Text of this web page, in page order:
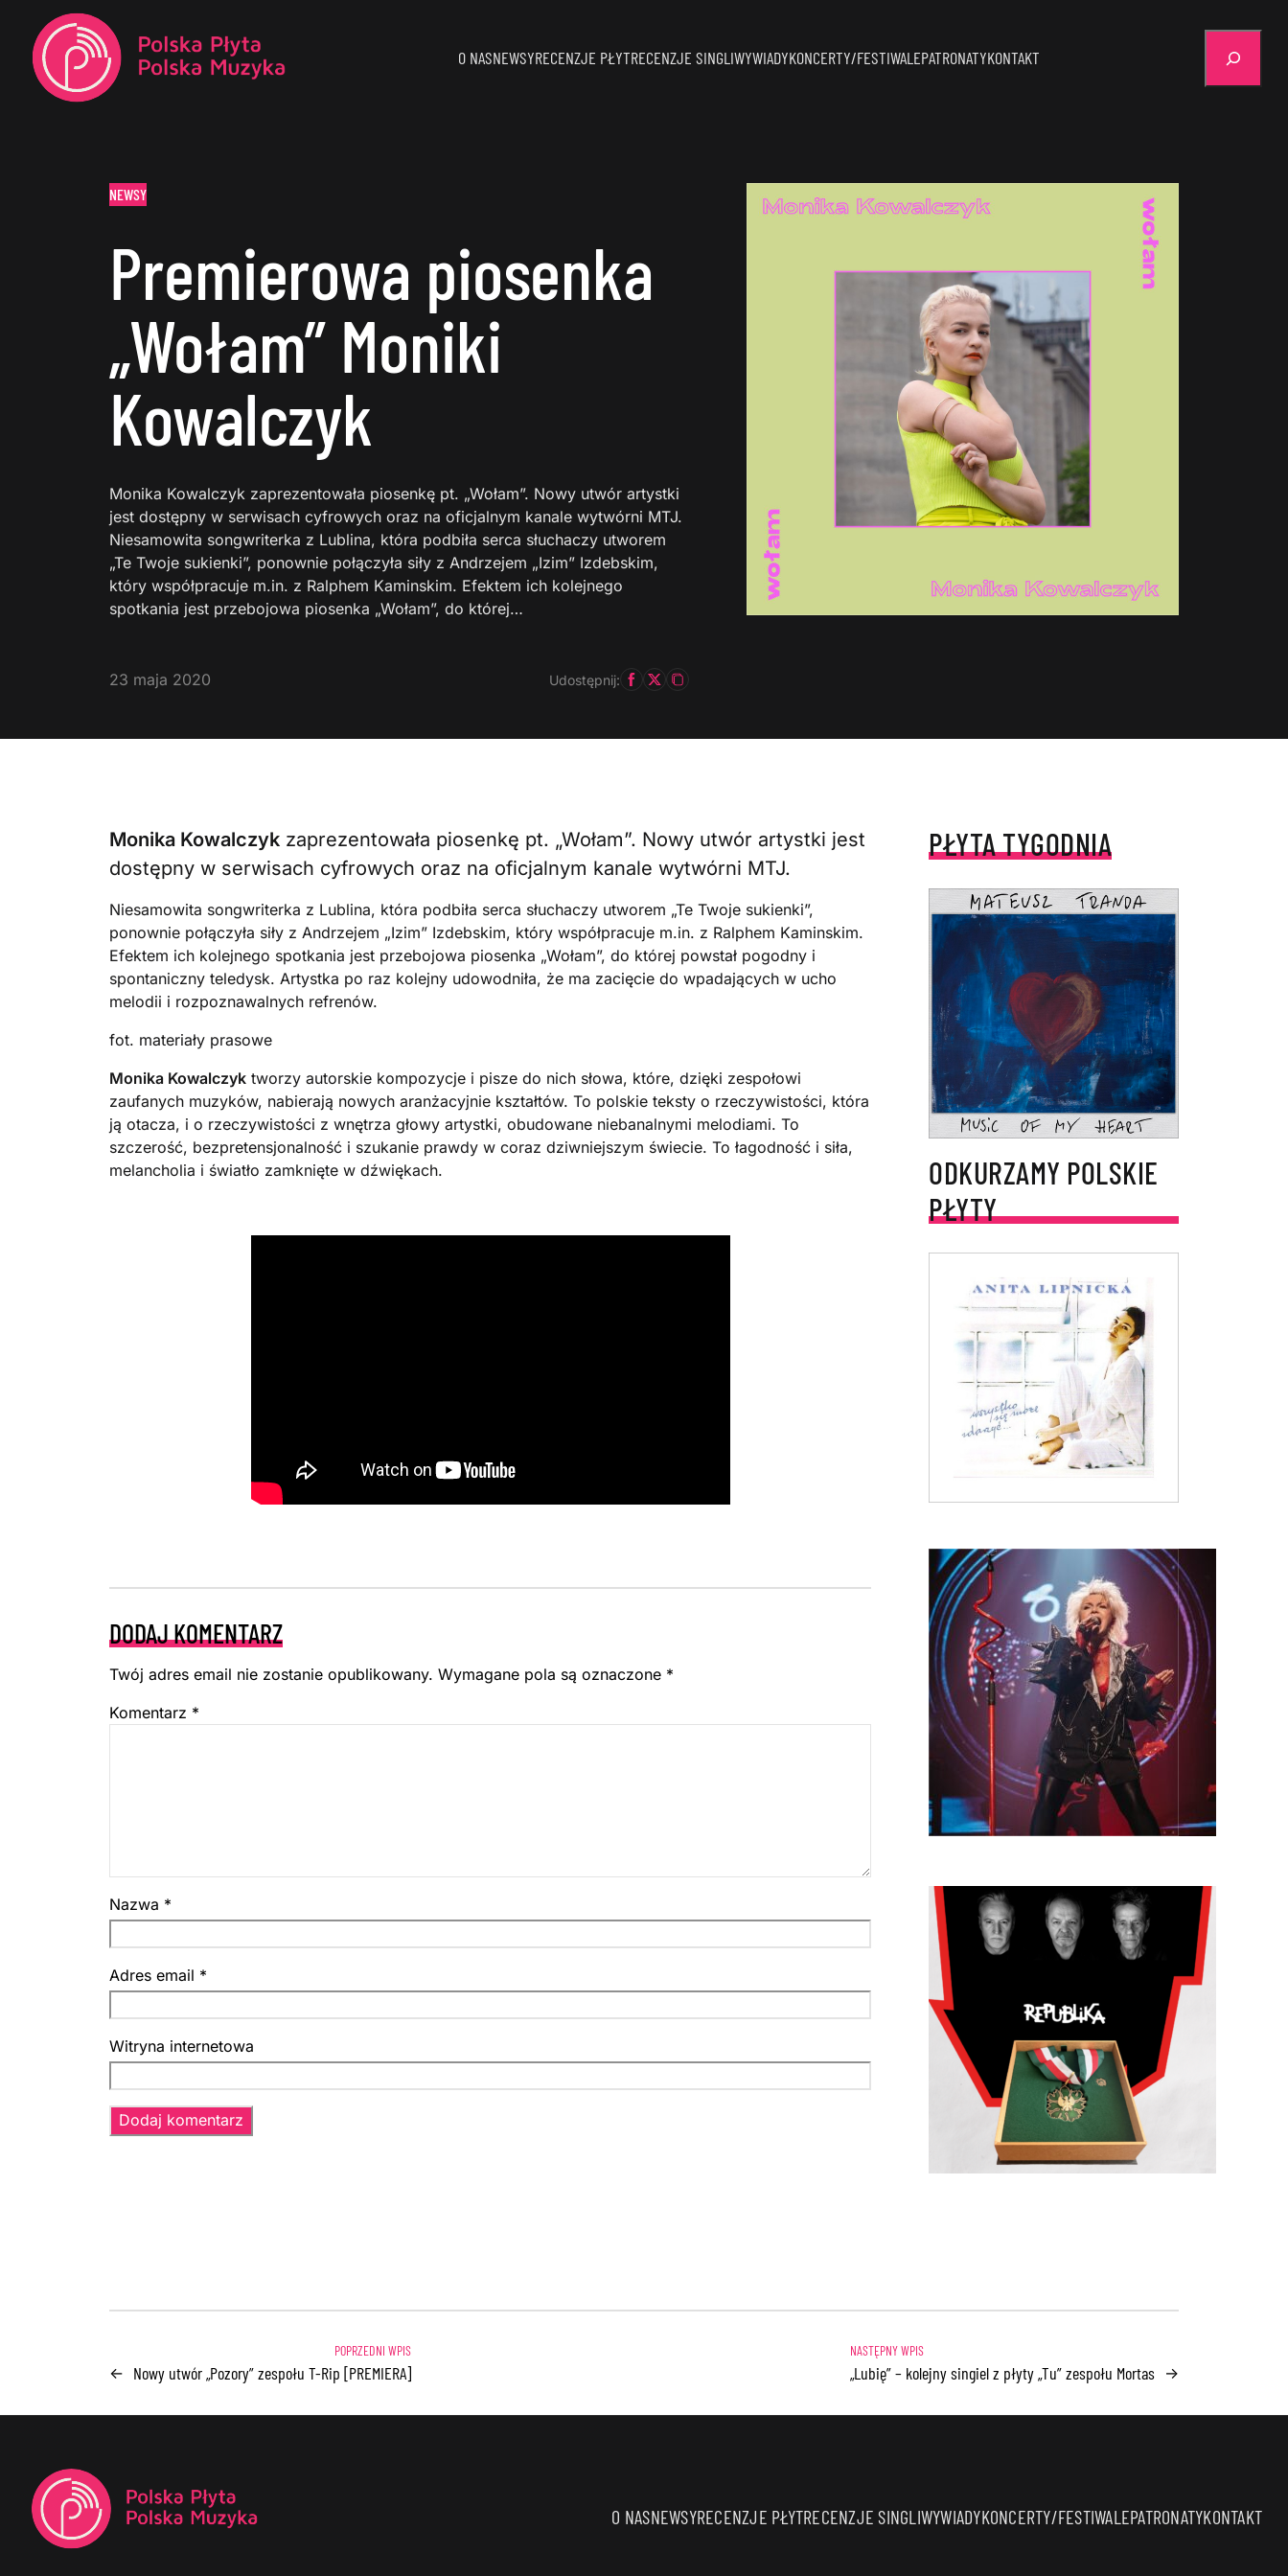
O NASNEWSYRECENZJE PŁYTRECENZJE SINGLIWYWIADYKONCERTY/FESTIWALEPATRONATYKONTAKT
NEWSY
Premierowa piosenka
„Wołam” Moniki
Kowalczyk
Monika Kowalczyk zaprezentowała piosenkę pt. „Wołam”. Nowy utwór artystki
jest dostępny w serwisach cyfrowych oraz na oficjalnym kanale wytwórni MTJ.
Niesamowita songwriterka z Lublina, która podbiła serca słuchaczy utworem
„Te Twoje sukienki”, ponownie połączyła siły z Andrzejem „Izim” Izdebskim,
który współpracuje m.in. z Ralphem Kaminskim. Efektem ich kolejnego
spotkania jest przebojowa piosenka „Wołam”, do której…
23 maja 2020 Udostępnij:
Monika Kowalczyk zaprezentowała piosenkę pt. „Wołam”. Nowy utwór artystki jest
dostępny w serwisach cyfrowych oraz na oficjalnym kanale wytwórni MTJ.
Niesamowita songwriterka z Lublina, która podbiła serca słuchaczy utworem „Te Twoje sukienki”,
ponownie połączyła siły z Andrzejem „Izim” Izdebskim, który współpracuje m.in. z Ralphem Kaminskim.
Efektem ich kolejnego spotkania jest przebojowa piosenka „Wołam”, do której powstał pogodny i
spontaniczny teledysk. Artystka po raz kolejny udowodniła, że ma zacięcie do wpadających w ucho
melodii i rozpoznawalnych refrenów.
fot. materiały prasowe
Monika Kowalczyk tworzy autorskie kompozycje i pisze do nich słowa, które, dzięki zespołowi
zaufanych muzyków, nabierają nowych aranżacyjnie kształtów. To polskie teksty o rzeczywistości, która
ją otacza, i o rzeczywistości z wnętrza głowy artystki, obudowane niebanalnymi melodiami. To
szczerość, bezpretensjonalność i szukanie prawdy w coraz dziwniejszym świecie. To łagodność i siła,
melancholia i światło zamknięte w dźwiękach.
DODAJ KOMENTARZ
Twój adres email nie zostanie opublikowany. Wymagane pola są oznaczone *
Komentarz *
Nazwa *
Adres email *
Witryna internetowa
PŁYTA TYGODNIA
ODKURZAMY POLSKIE
PŁYTY
← Nowy utwór „Pozory” zespołu T-Rip [PREMIERA] „Lubię” – kolejny singiel z płyty „Tu” zespołu Mortas →
O NASNEWSYRECENZJE PŁYTRECENZJE SINGLIWYWIADYKONCERTY/FESTIWALEPATRONATYKONTAKT